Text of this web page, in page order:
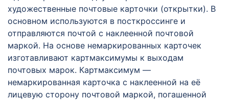
художественные почтовые карточки (открытки). В
основном используются в посткроссинге и
отправляются почтой с наклеенной почтовой
маркой. На основе немаркированных карточек
изготавливают картмаксимумы к выходам
почтовых марок. Картмаксимум —
немаркированная карточка с наклеенной на её
лицевую сторону почтовой маркой, погашенной